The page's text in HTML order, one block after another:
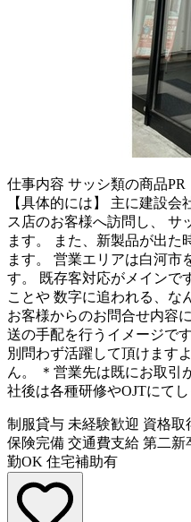
仕事内容 サッシ類の商品
【具体的には】 主に建設
ス店のお客様へ訪問し、 サ
ます。 また、新製品が出た
ます。 営業エリアは白河市
す。 既存客対応がメインで
ことや 数字に追われる、な
お客様からのお問合せ内容
送の手配を行うイメージで
別問わず活躍して頂けます
ん。 ＊営業先は既にお取引
社後は各種研修やOJTにて
制服貸与 未経験歓迎 資格取
保険完備 交通費支給 第二新
勤OK 住宅補助有